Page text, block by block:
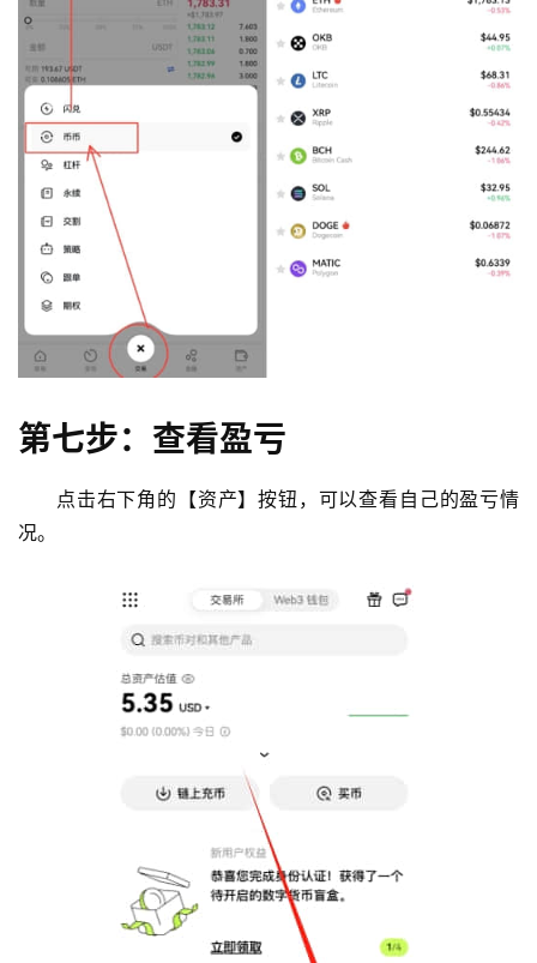
第七步：查看盈亏
点击右下角的【资产】按钮，可以查看自己的盈亏情
况。